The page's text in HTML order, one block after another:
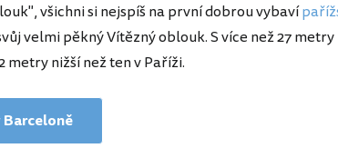
všichni si nejspíš na první dobrou vybaví
velmi pěkný Vítězný oblouk. S více než 27 metry
nižší než ten v Paříži.